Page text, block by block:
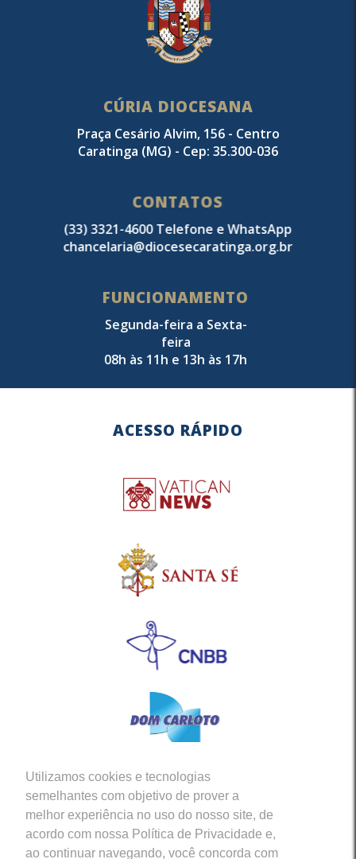
Utilizamos cookies e tecnologias
semelhantes com objetivo de prover a
melhor experiência no uso do nosso site, de
acordo com nossa Política de Privacidade e,
ao continuar navegando, você concorda com
CÚRIA DIOCESANA
Praça Cesário Alvim, 156 - Centro
Caratinga (MG) - Cep: 35.300-036
CONTATOS
(33) 3321-4600 Telefone e WhatsApp
chancelaria@diocesecaratinga.org.br
FUNCIONAMENTO
Segunda-feira a Sexta-
feira
08h às 11h e 13h às 17h
ACESSO RÁPIDO
Siga-nos em nossas Redes Sociais